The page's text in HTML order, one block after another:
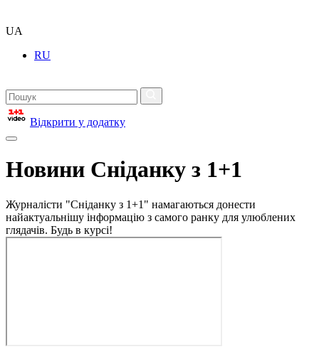
UA
RU
Відкрити у додатку
Новини Сніданку з 1+1
Журналісти "Сніданку з 1+1" намагаються донести
найактуальнішу інформацію з самого ранку для улюблених
глядачів. Будь в курсі!